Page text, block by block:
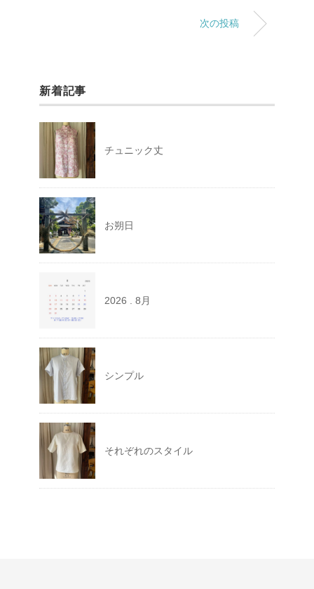
次の投稿
新着記事
チュニック丈
お朔日
2026 . 8月
シンプル
それぞれのスタイル